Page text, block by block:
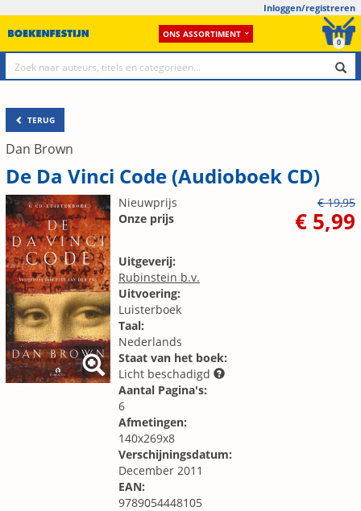
Inloggen/registreren
ONS ASSORTIMENT
0
TERUG
Dan Brown
De Da Vinci Code (Audioboek CD)
Nieuwprijs
€ 19,95
Onze prijs
€ 5,99
Uitgeverij:
Rubinstein b.v.
Uitvoering:
Luisterboek
Taal:
Nederlands
Staat van het boek:
Licht beschadigd
Aantal Pagina's:
6
Afmetingen:
140x269x8
Verschijningsdatum:
December 2011
EAN:
9789054448105